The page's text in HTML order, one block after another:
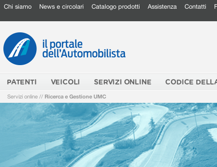
Chi siamo News e circolari Catalogo prodotti Assistenza Contatti
PATENTI VEICOLI SERVIZI ONLINE CODICE
Servizi online // Ricerca e Gestione UMC